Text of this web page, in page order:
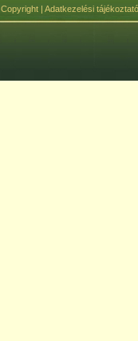
Copyright| Adatkezelési tájékoztató